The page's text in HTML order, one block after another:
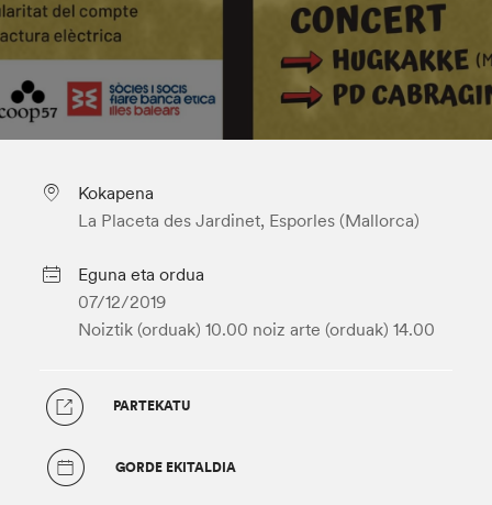
Kokapena
La Placeta des Jardinet, Esporles (Mallorca)
Eguna eta ordua
07/12/2019
Noiztik (orduak) 10.00 noiz arte (orduak) 14.00
PARTEKATU
GORDE EKITALDIA